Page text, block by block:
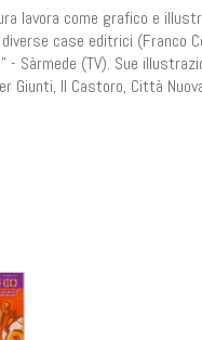
lavora come grafico e
case editrici (Franco
Sàrmede (TV). Sue
Il Castoro, Città